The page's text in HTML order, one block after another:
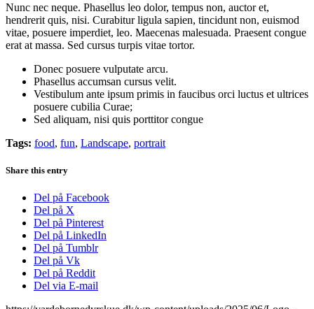
Nunc nec neque. Phasellus leo dolor, tempus non, auctor et,
hendrerit quis, nisi. Curabitur ligula sapien, tincidunt non, euismod
vitae, posuere imperdiet, leo. Maecenas malesuada. Praesent congue
erat at massa. Sed cursus turpis vitae tortor.
Donec posuere vulputate arcu.
Phasellus accumsan cursus velit.
Vestibulum ante ipsum primis in faucibus orci luctus et ultrices
posuere cubilia Curae;
Sed aliquam, nisi quis porttitor congue
Tags: food, fun, Landscape, portrait
Share this entry
Del på Facebook
Del på X
Del på Pinterest
Del på LinkedIn
Del på Tumblr
Del på Vk
Del på Reddit
Del via E-mail